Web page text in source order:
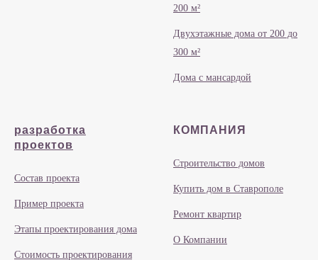
200 м²
Двухэтажные дома от 200 до
300 м²
Дома с мансардой
разработка
проектов
Состав проекта
Пример проекта
Этапы проектирования дома
Стоимость проектирования
КОМПАНИЯ
Строительство домов
Купить дом в Ставрополе
Ремонт квартир
О Компании